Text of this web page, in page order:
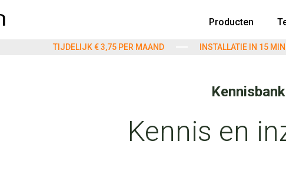
Producten
TIJDELIJK € 3,75 PER MAAND INSTALLATIE IN 15
Kennisbank
Kennis en